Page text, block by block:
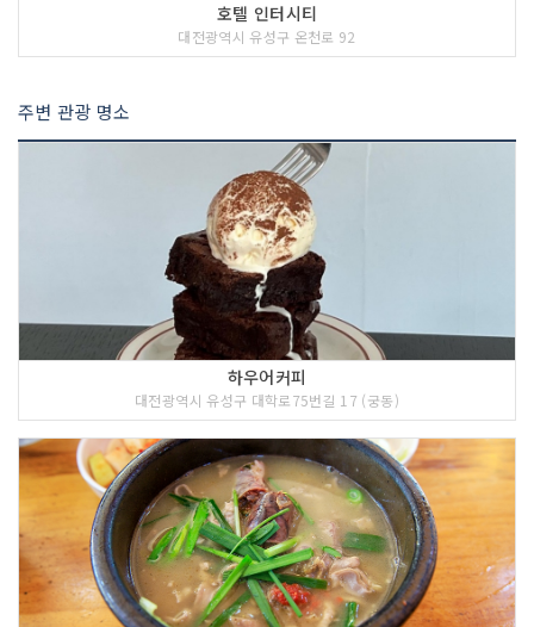
호텔 인터시티
대전광역시 유성구 온천로 92
주변 관광 명소
하우어커피
대전광역시 유성구 대학로75번길 17 (궁동)